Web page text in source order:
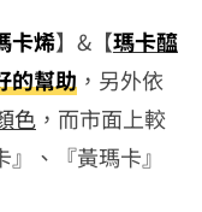
卡烯】&【瑪卡醯
的幫助 ，另外依
色 ，而市面上較
、『黃瑪卡』